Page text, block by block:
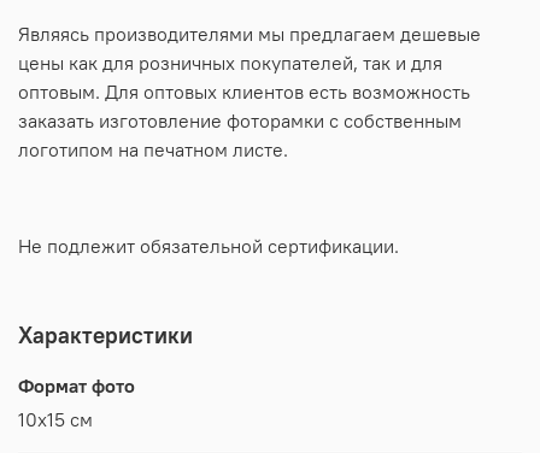
Являясь производителями мы предлагаем дешевые
цены как для розничных покупателей, так и для
оптовым. Для оптовых клиентов есть возможность
заказать изготовление фоторамки с собственным
логотипом на печатном листе.
Не подлежит обязательной сертификации.
Характеристики
Формат фото
10х15 см